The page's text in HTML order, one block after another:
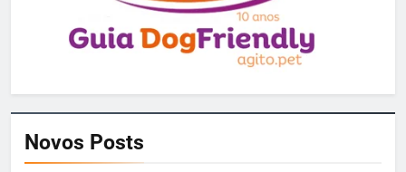
Novos Posts